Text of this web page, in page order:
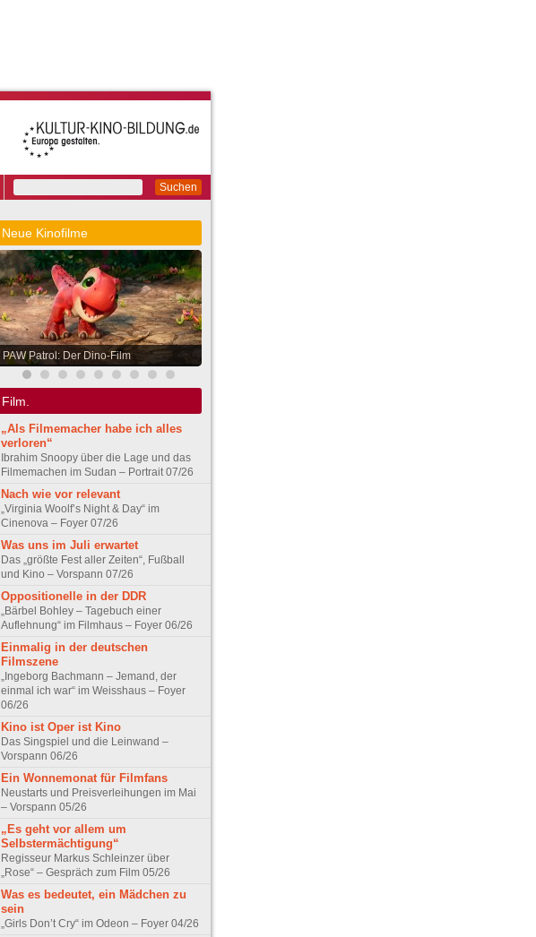
Suchen
Neue Kinofilme
PAW Patrol: Der Dino-Film
Film.
„Als Filmemacher habe ich alles
verloren“
Ibrahim Snoopy über die Lage und das
Filmemachen im Sudan – Portrait 07/26
Nach wie vor relevant
„Virginia Woolf’s Night & Day“ im
Cinenova – Foyer 07/26
Was uns im Juli erwartet
Das „größte Fest aller Zeiten“, Fußball
und Kino – Vorspann 07/26
Oppositionelle in der DDR
„Bärbel Bohley – Tagebuch einer
Auflehnung“ im Filmhaus – Foyer 06/26
Einmalig in der deutschen
Filmszene
„Ingeborg Bachmann – Jemand, der
einmal ich war“ im Weisshaus – Foyer
06/26
Kino ist Oper ist Kino
Das Singspiel und die Leinwand –
Vorspann 06/26
Ein Wonnemonat für Filmfans
Neustarts und Preisverleihungen im Mai
– Vorspann 05/26
„Es geht vor allem um
Selbstermächtigung“
Regisseur Markus Schleinzer über
„Rose“ – Gespräch zum Film 05/26
Was es bedeutet, ein Mädchen zu
sein
„Girls Don’t Cry“ im Odeon – Foyer 04/26